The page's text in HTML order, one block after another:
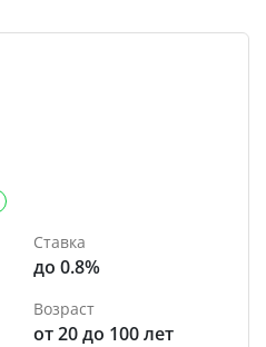
Ставка
до 0.8%
Возраст
от 20 до 100 лет